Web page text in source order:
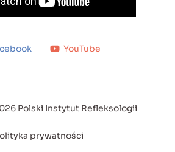
YouTube
Polski Instytut Refleksologii
prywatności